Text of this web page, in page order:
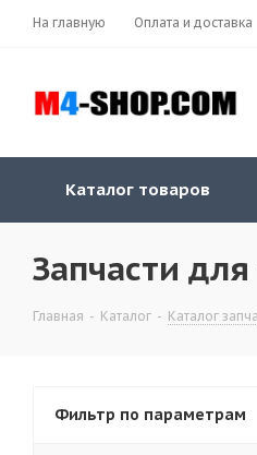
На главную Оплата и доставка
Каталог товаров
Запчасти
Главная - Каталог - Каталог
Фильтр по параметрам